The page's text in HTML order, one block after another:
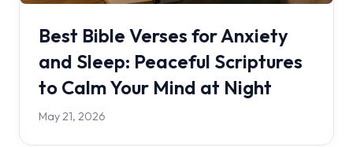
Best Bible Verses for Anxiety
and Sleep: Peaceful Scriptures
to Calm Your Mind at Night
May 21, 2026